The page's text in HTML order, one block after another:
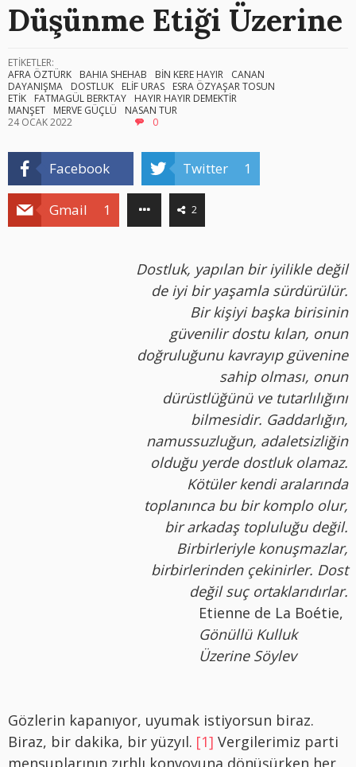
Düşünme Etiği Üzerine
ETİKETLER:
AFRA ÖZTÜRK
BAHIA SHEHAB BİN KERE HAYIR
CANAN
DAYANIŞMA
DOSTLUK ELİF URAS
ESRA ÖZYAŞAR TOSUN
ETİK
FATMAGÜL BERKTAY
HAYIR HAYIR DEMEKTİR
MANŞET
MERVE GÜÇLÜ
NASAN TUR
24 OCAK 2022
0
Facebook Twitter 1
Gmail 1 2
Dostluk, yapılan bir iyilikle değil
de iyi bir yaşamla sürdürülür.
Bir kişiyi başka birisinin
güvenilir dostu kılan, onun
doğruluğunu kavrayıp güvenine
sahip olması, onun
dürüstlüğünü ve tutarlılığını
bilmesidir. Gaddarlığın,
namussuzluğun, adaletsizliğin
olduğu yerde dostluk olamaz.
Kötüler kendi aralarında
toplanınca bu bir komplo olur,
bir arkadaş topluluğu değil.
Birbirleriyle konuşmazlar,
birbirlerinden çekinirler. Dost
değil suç ortaklarıdırlar.
Etienne de La Boétie,
Gönüllü Kulluk
Üzerine Söylev
Gözlerin kapanıyor, uyumak istiyorsun biraz.
Biraz, bir dakika, bir yüzyıl. [1] Vergilerimiz parti